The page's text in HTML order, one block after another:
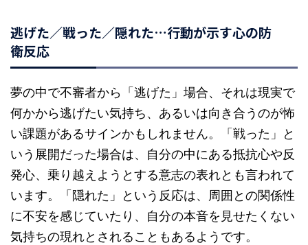
逃げた／戦った／隠れた…行動が示す心の防
衛反応
夢の中で不審者から「逃げた」場合、それは現実で
何かから逃げたい気持ち、あるいは向き合うのが怖
い課題があるサインかもしれません。「戦った」と
いう展開だった場合は、自分の中にある抵抗心や反
発心、乗り越えようとする意志の表れとも言われて
います。「隠れた」という反応は、周囲との関係性
に不安を感じていたり、自分の本音を見せたくない
気持ちの現れとされることもあるようです。